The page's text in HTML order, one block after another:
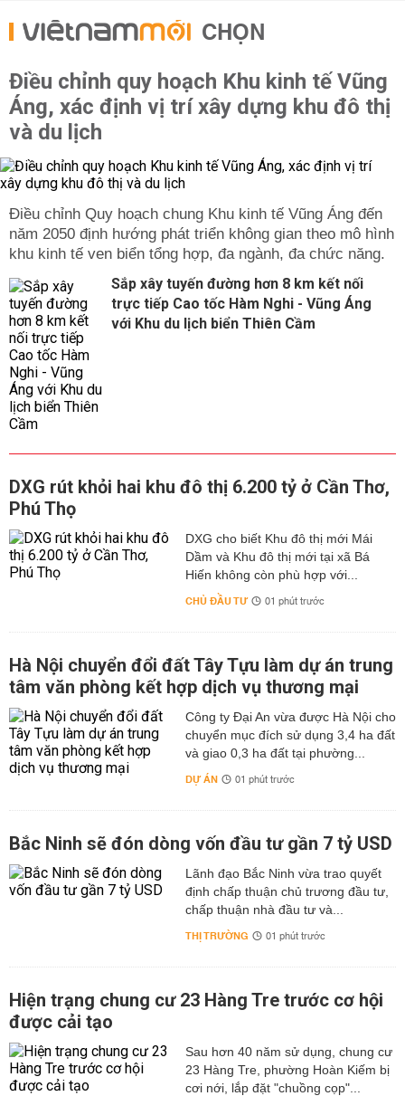
CHỌN
Điều chỉnh quy hoạch Khu kinh tế Vũng
Áng, xác định vị trí xây dựng khu đô thị
và du lịch
Điều chỉnh Quy hoạch chung Khu kinh tế Vũng Áng đến
năm 2050 định hướng phát triển không gian theo mô hình
khu kinh tế ven biển tổng hợp, đa ngành, đa chức năng.
Sắp xây tuyến đường hơn 8 km kết nối
trực tiếp Cao tốc Hàm Nghi - Vũng Áng
với Khu du lịch biển Thiên Cầm
DXG rút khỏi hai khu đô thị 6.200 tỷ ở Cần Thơ,
Phú Thọ
DXG cho biết Khu đô thị mới Mái
Dầm và Khu đô thị mới tại xã Bá
Hiến không còn phù hợp với...
CHỦ ĐẦU TƯ 01 phút trước
Hà Nội chuyển đổi đất Tây Tựu làm dự án trung
tâm văn phòng kết hợp dịch vụ thương mại
Công ty Đại An vừa được Hà Nội cho
chuyển mục đích sử dụng 3,4 ha đất
và giao 0,3 ha đất tại phường...
DỰ ÁN 01 phút trước
Bắc Ninh sẽ đón dòng vốn đầu tư gần 7 tỷ USD
Lãnh đạo Bắc Ninh vừa trao quyết
định chấp thuận chủ trương đầu tư,
chấp thuận nhà đầu tư và...
THỊ TRƯỜNG 01 phút trước
Hiện trạng chung cư 23 Hàng Tre trước cơ hội
được cải tạo
Sau hơn 40 năm sử dụng, chung cư
23 Hàng Tre, phường Hoàn Kiếm bị
cơi nới, lắp đặt "chuồng cọp"...